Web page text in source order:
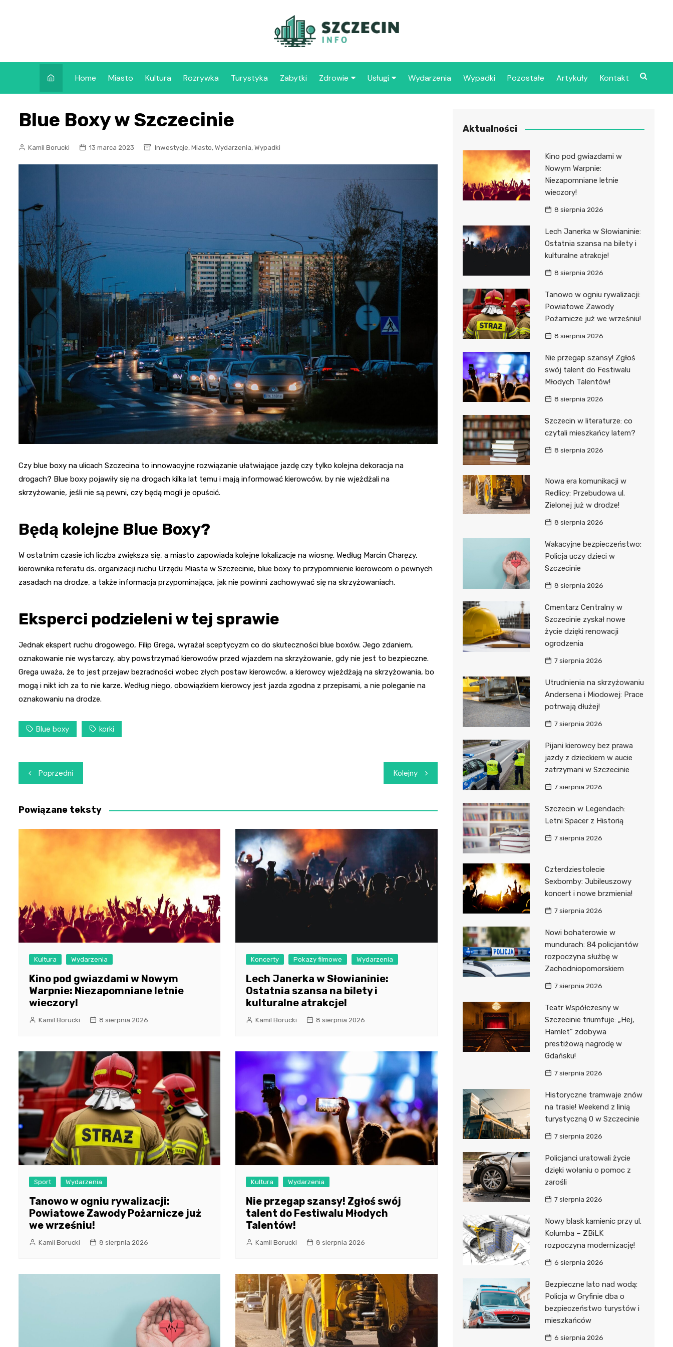
Home Miasto Kultura Rozrywka Turystyka Zabytki Zdrowie
109 Szpital Wojskowy w
Szczecinie
Samodzielny Publiczny
Specjalistyczny Zakład
Opieki Zdrowotnej
Szpital Kliniczny nr 1 im. T.
Sokołowskiego
Pomorskiej Akademii
Szpital Kliniczny nr 2
Specjalistyczny Szpital im.
A. Sokołowskiego
Samodzielny Publiczny
Wojewódzki Szpital
Zespolony im. M.
Skłodowskiej-Curi
Usługi Wydarzenia Wypadki Pozostałe Artykuły Kontakt
Blue Boxy w Szczecinie
Kamil Borucki 13 marca 2023 Inwestycje, Miasto, Wydarzenia, Wypadki
Czy blue boxy na ulicach Szczecina to innowacyjne rozwiązanie ułatwiające jazdę czy tylko kolejna dekoracja na
drogach? Blue boxy pojawiły się na drogach kilka lat temu i mają informować kierowców, by nie wjeżdżali na
skrzyżowanie, jeśli nie są pewni, czy będą mogli je opuścić.
Będą kolejne Blue Boxy?
W ostatnim czasie ich liczba zwiększa się, a miasto zapowiada kolejne lokalizacje na wiosnę. Według Marcin Charęzy,
kierownika referatu ds. organizacji ruchu Urzędu Miasta w Szczecinie, blue boxy to przypomnienie kierowcom o pewnych
zasadach na drodze, a także informacja przypominająca, jak nie powinni zachowywać się na skrzyżowaniach.
Eksperci podzieleni w tej sprawie
Jednak ekspert ruchu drogowego, Filip Grega, wyrażał sceptycyzm co do skuteczności blue boxów. Jego zdaniem,
oznakowanie nie wystarczy, aby powstrzymać kierowców przed wjazdem na skrzyżowanie, gdy nie jest to bezpieczne.
Grega uważa, że to jest przejaw bezradności wobec złych postaw kierowców, a kierowcy wjeżdżają na skrzyżowania, bo
mogą i nikt ich za to nie karze. Według niego, obowiązkiem kierowcy jest jazda zgodna z przepisami, a nie poleganie na
oznakowaniu na drodze.
Blue boxy korki
Nawigacja
wpisu
Poprzedni Kolejny
Powiązane teksty
Kultura Wydarzenia
Kino pod gwiazdami w Nowym
Warpnie: Niezapomniane letnie
wieczory!
Kamil Borucki 8 sierpnia 2026
Koncerty Pokazy filmowe Wydarzenia
Lech Janerka w Słowianinie:
Ostatnia szansa na bilety i
kulturalne atrakcje!
Kamil Borucki 8 sierpnia 2026
Sport Wydarzenia
Tanowo w ogniu rywalizacji:
Powiatowe Zawody Pożarnicze już
we wrześniu!
Kamil Borucki 8 sierpnia 2026
Kultura Wydarzenia
Nie przegap szansy! Zgłoś swój
talent do Festiwalu Młodych
Talentów!
Kamil Borucki 8 sierpnia 2026
Aktualności
Kino pod gwiazdami w
Nowym Warpnie:
Niezapomniane letnie
wieczory!
8 sierpnia 2026
Lech Janerka w Słowianinie:
Ostatnia szansa na bilety i
kulturalne atrakcje!
8 sierpnia 2026
Tanowo w ogniu rywalizacji:
Powiatowe Zawody
Pożarnicze już we wrześniu!
8 sierpnia 2026
Nie przegap szansy! Zgłoś
swój talent do Festiwalu
Młodych Talentów!
8 sierpnia 2026
Szczecin w literaturze: co
czytali mieszkańcy latem?
8 sierpnia 2026
Nowa era komunikacji w
Redlicy: Przebudowa ul.
Zielonej już w drodze!
8 sierpnia 2026
Wakacyjne bezpieczeństwo:
Policja uczy dzieci w
Szczecinie
8 sierpnia 2026
Cmentarz Centralny w
Szczecinie zyskał nowe
życie dzięki renowacji
ogrodzenia
7 sierpnia 2026
Utrudnienia na skrzyżowaniu
Andersena i Miodowej: Prace
potrwają dłużej!
7 sierpnia 2026
Pijani kierowcy bez prawa
jazdy z dzieckiem w aucie
zatrzymani w Szczecinie
7 sierpnia 2026
Szczecin w Legendach:
Letni Spacer z Historią
7 sierpnia 2026
Czterdziestolecie
Sexbomby: Jubileuszowy
koncert i nowe brzmienia!
7 sierpnia 2026
Nowi bohaterowie w
mundurach: 84 policjantów
rozpoczyna służbę w
Zachodniopomorskiem
7 sierpnia 2026
Teatr Współczesny w
Szczecinie triumfuje: „Hej,
Hamlet” zdobywa
prestiżową nagrodę w
Gdańsku!
7 sierpnia 2026
Historyczne tramwaje znów
na trasie! Weekend z linią
turystyczną 0 w Szczecinie
7 sierpnia 2026
Policjanci uratowali życie
dzięki wołaniu o pomoc z
zarośli
7 sierpnia 2026
Nowy blask kamienic przy ul.
Kolumba – ZBiLK
rozpoczyna modernizację!
6 sierpnia 2026
Bezpieczne lato nad wodą:
Policja w Gryfinie dba o
bezpieczeństwo turystów i
mieszkańców
6 sierpnia 2026